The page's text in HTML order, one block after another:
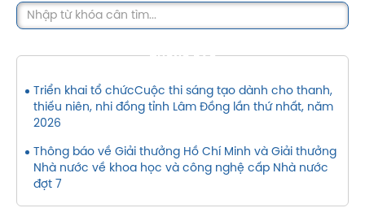
THÔNG BÁO
Triển khai tổ chứcCuộc thi sáng tạo dành cho thanh,
thiếu niên, nhi đồng tỉnh Lâm Đồng lần thứ nhất, năm
2026
Thông báo về Giải thưởng Hồ Chí Minh và Giải thưởng
Nhà nước về khoa học và công nghệ cấp Nhà nước
đợt 7